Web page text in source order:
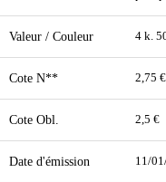
Valeur / Couleur 4 k.
Cote N** 2,75 €
Cote Obl. 2,5 €
Date d'émission 11/